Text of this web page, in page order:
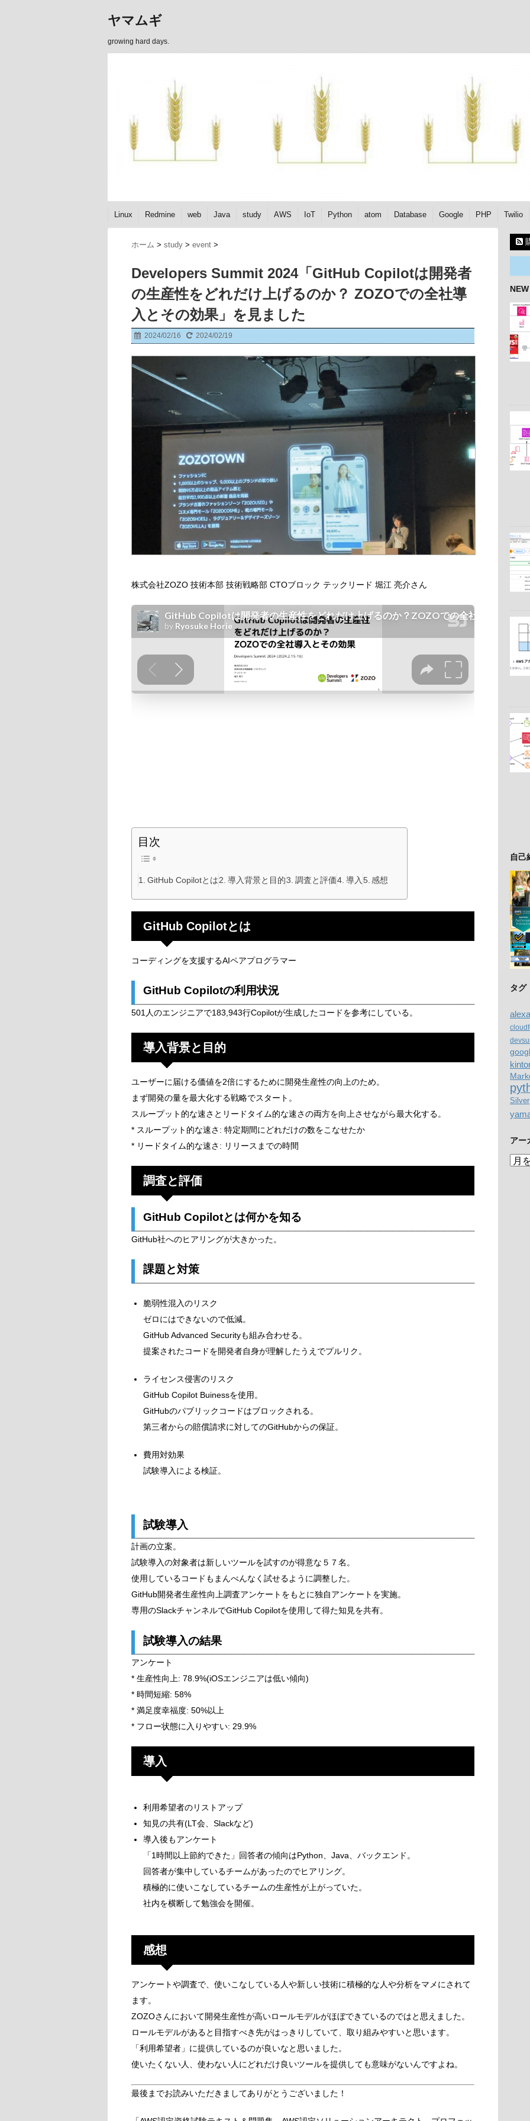
ヤマムギ
growing hard days.
Linux Redmine web Java study AWS IoT Python atom Database Google PHP Twilio
ホーム > study > event >
Developers Summit 2024「GitHub Copilotは開発者
の生産性をどれだけ上げるのか？ ZOZOでの全社導
入とその効果」を見ました
2024/02/16 2024/02/19
株式会社ZOZO 技術本部 技術戦略部 CTOブロック テックリード 堀江 亮介さん
目次
GitHub Copilotとは 導入背景と目的 調査と評価 導入 感想
GitHub Copilotとは
コーディングを支援するAIペアプログラマー
GitHub Copilotの利用状況
501人のエンジニアで183,943行Copilotが生成したコードを参考にしている。
導入背景と目的
ユーザーに届ける価値を2倍にするために開発生産性の向上のため。
まず開発の量を最大化する戦略でスタート。
スループット的な速さとリードタイム的な速さの両方を向上させながら最大化する。
* スループット的な速さ: 特定期間にどれだけの数をこなせたか
* リードタイム的な速さ: リリースまでの時間
調査と評価
GitHub Copilotとは何かを知る
GitHub社へのヒアリングが大きかった。
課題と対策
脆弱性混入のリスク
ゼロにはできないので低減。
GitHub Advanced Securityも組み合わせる。
提案されたコードを開発者自身が理解したうえでプルリク。
ライセンス侵害のリスク
GitHub Copilot Buinessを使用。
GitHubのパブリックコードはブロックされる。
第三者からの賠償請求に対してのGitHubからの保証。
費用対効果
試験導入による検証。
試験導入
計画の立案。
試験導入の対象者は新しいツールを試すのが得意な５７名。
使用しているコードもまんべんなく試せるように調整した。
GitHub開発者生産性向上調査アンケートをもとに独自アンケートを実施。
専用のSlackチャンネルでGitHub Copilotを使用して得た知見を共有。
試験導入の結果
アンケート
* 生産性向上: 78.9%(iOSエンジニアは低い傾向)
* 時間短縮: 58%
* 満足度幸福度: 50%以上
* フロー状態に入りやすい: 29.9%
導入
利用希望者のリストアップ
知見の共有(LT会、Slackなど)
導入後もアンケート
「1時間以上節約できた」回答者の傾向はPython、Java、バックエンド。
回答者が集中しているチームがあったのでヒアリング。
積極的に使いこなしているチームの生産性が上がっていた。
社内を横断して勉強会を開催。
感想
アンケートや調査で、使いこなしている人や新しい技術に積極的な人や分析をマメにされて
ます。
ZOZOさんにおいて開発生産性が高いロールモデルがほぼできているのではと思えました。
ロールモデルがあると目指すべき先がはっきりしていて、取り組みやすいと思います。
「利用希望者」に提供しているのが良いなと思いました。
使いたくない人、使わない人にどれだけ良いツールを提供しても意味がないんですよね。
最後までお読みいただきましてありがとうございました！
自己
タグ
alexa
Silver
アー
ア